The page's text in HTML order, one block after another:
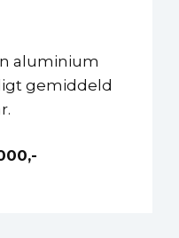
aluminium
gemiddeld